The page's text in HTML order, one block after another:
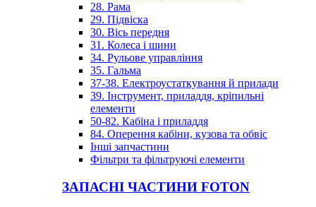
28. Рама
29. Підвіска
30. Вісь передня
31. Колеса і шини
34. Рульове управління
35. Гальма
37-38. Електроустаткування й прилади
39. Інструмент, приладдя, кріпильні
елементи
50-82. Кабіна і приладдя
84. Оперення кабіни, кузова та обвіс
Інші запчастини
Фільтри та фільтруючі елементи
ЗАПАСНІ ЧАСТИНИ FOTON